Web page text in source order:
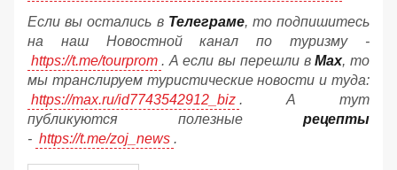
Если вы остались в Телеграме, то подпишитесь
на наш Новостной канал по туризму -
https://t.me/tourprom . А если вы перешли вМах, то
мы транслируем туристические новости и туда:
https://max.ru/id7743542912_biz . А тут
публикуются полезные рецепты
- https://t.me/zoj_news .